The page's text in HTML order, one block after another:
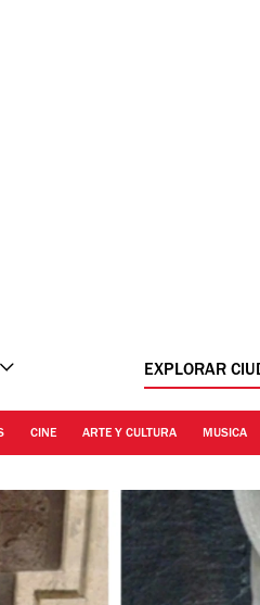
EXPLORAR
CINE ARTE Y CULTURA MUSICA